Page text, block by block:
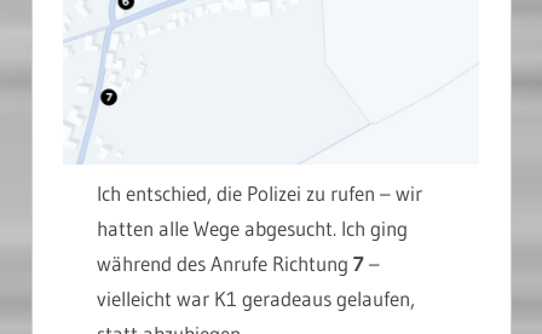
Ich entschied, die Polizei zu rufen – wir
hatten alle Wege abgesucht. Ich ging
während des Anrufe Richtung 7–
vielleicht war K1 geradeaus gelaufen,